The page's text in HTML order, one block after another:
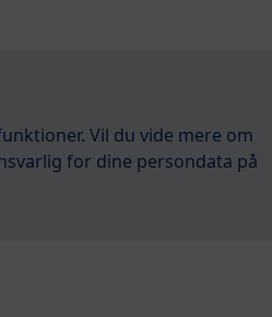
Vil du vide mere om
for dine persondata på